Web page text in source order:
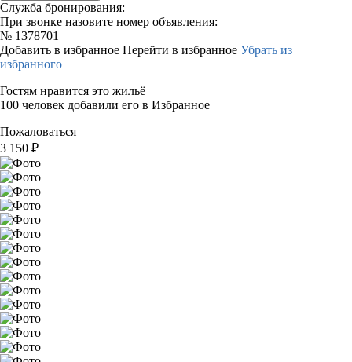
Служба бронирования:
При звонке назовите номер объявления:
№ 1378701
Добавить в избранное Перейти в избранное Убрать из
избранного
Гостям нравится это жильё
100 человек добавили его в Избранное
Пожаловаться
3 150 ₽